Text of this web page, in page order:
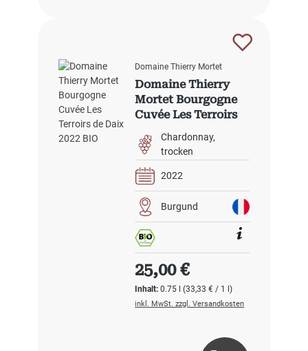
Domaine Thierry Mortet
Domaine Thierry
Mortet Bourgogne
Cuvée Les Terroirs
de Daix 2022 BIO
Chardonnay
trocken
2022
Burgund
Inhalt:0.75 l(33,33 € / 1 l)
Regulärer Preis:
25,00 €
inkl. MwSt. zzgl. Versandkosten